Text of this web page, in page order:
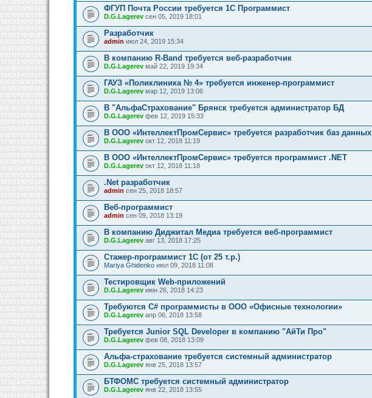
ФГУП Почта России требуется 1С Программист
D.G.Lagerev сен 05, 2019 18:01
Разработчик
admin июл 24, 2019 15:34
В компанию R-Band требуется веб-разработчик
D.G.Lagerev май 22, 2019 19:34
ГАУЗ «Поликлиника № 4» требуется инженер-программист
D.G.Lagerev мар 12, 2019 13:06
В "АльфаСтрахование" Брянск требуется администратор БД
D.G.Lagerev фев 12, 2019 15:33
В ООО «ИнтеллектПромСервис» требуется разработчик баз данных
D.G.Lagerev окт 12, 2018 11:19
В ООО «ИнтеллектПромСервис» требуется программист .NET
D.G.Lagerev окт 12, 2018 11:18
.Net разработчик
admin сен 25, 2018 18:57
Веб-программист
admin сен 09, 2018 13:19
В компанию Диджитал Медиа требуется веб-программист
D.G.Lagerev авг 13, 2018 17:25
Стажер-программист 1С (от 25 т.р.)
Mariya Ghidenko июл 09, 2018 11:08
Тестировщик Web-приложений
D.G.Lagerev июн 26, 2018 14:23
Требуются C# программисты в ООО «Офисные технологии»
D.G.Lagerev апр 06, 2018 13:58
Требуется Junior SQL Developer в компанию "АйТи Про"
D.G.Lagerev фев 08, 2018 13:09
Альфа-страхование требуется системный администратор
D.G.Lagerev янв 25, 2018 13:57
БТФОМС требуется системный администратор
D.G.Lagerev янв 22, 2018 13:55